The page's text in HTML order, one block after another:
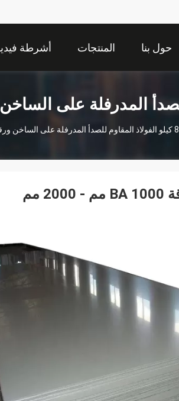
حول بنا المنتجات أشرطة
المدرفلة على
8 كيلو الفولاذ المقاوم للصدأ المدرفلة على الساخن ورقة BA 1000 مم - 2000 مم العرض
8 كيلو الفولاذ المقاوم للصدأ المدرفلة على الساخن ورقة BA 1000 مم - 2000 مم